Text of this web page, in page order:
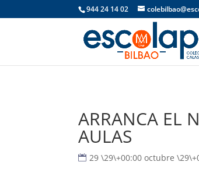
944 24 14 02
ARRANCA EL
AULAS
29 \29\+00:00 octubre